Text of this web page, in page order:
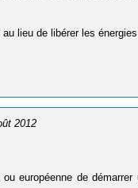
lieu de libérer les
2012
européenne de démarrer